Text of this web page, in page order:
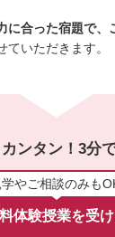
に合った宿題で、
ていただきます。
ンタン！3分
学やご相談のみも
体験授業を受